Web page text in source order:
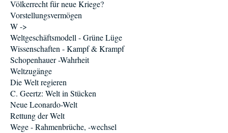
Völkerrecht für neue Kriege?
Vorstellungsvermögen
W ->
Weltgeschäftsmodell - Grüne Lüge
Wissenschaften - Kampf & Krampf
Schopenhauer -Wahrheit
Weltzugänge
Die Welt regieren
C. Geertz: Welt in Stücken
Neue Leonardo-Welt
Rettung der Welt
Wege - Rahmenbrüche, -wechsel